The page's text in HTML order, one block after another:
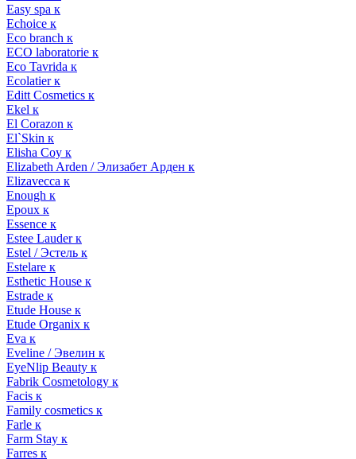
Easy spa к
Echoice к
Eco branch к
ECO laboratorie к
Eco Tavrida к
Ecolatier к
Editt Cosmetics к
Ekel к
El Corazon к
El`Skin к
Elisha Coy к
Elizabeth Arden / Элизабет Арден к
Elizavecca к
Enough к
Epoux к
Essence к
Estee Lauder к
Estel / Эстель к
Estelare к
Esthetic House к
Estrade к
Etude House к
Etude Organix к
Eva к
Eveline / Эвелин к
EyeNlip Beauty к
Fabrik Cosmetology к
Facis к
Family cosmetics к
Farle к
Farm Stay к
Farres к